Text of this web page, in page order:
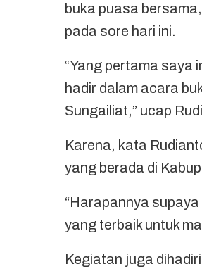
buka puasa
pada sore hari ini.
“Yang pertama saya
hadir dalam acara
Sungailiat,” ucap
Karena, kata
yang berada di
“Harapannya
yang terbaik untuk
Kegiatan juga